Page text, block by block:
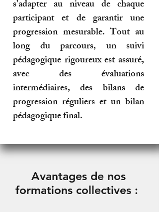
s’adapter au niveau de chaque
participant et de garantir une
progression mesurable. Tout au
long du parcours, un suivi
pédagogique rigoureux est assuré,
avec des évaluations
intermédiaires, des bilans de
progression réguliers et un bilan
pédagogique final.
Avantages de nos
formations collectives :